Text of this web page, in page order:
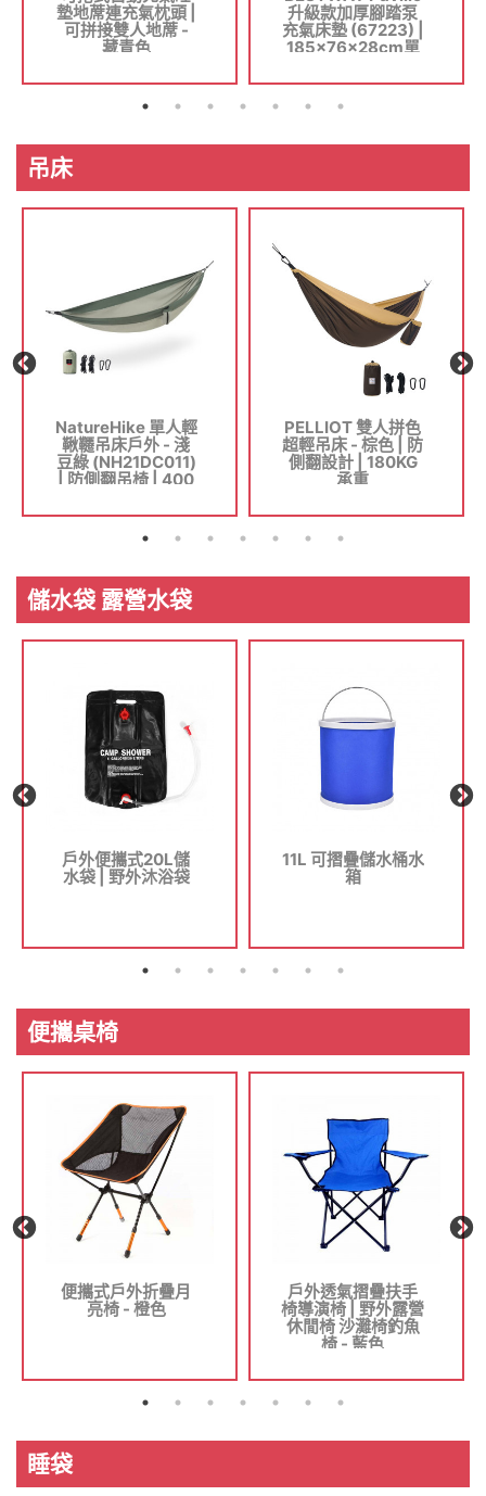
墊地蓆連充氣枕頭 |
可拼接雙人地蓆 -
藏青色
升級款加厚腳踏泵
充氣床墊 (67223) |
185×76×28cm單
頭充氣泵
吊床
NatureHike 單人輕
鞦韆吊床戶外 - 淺
豆綠 (NH21DC011)
| 防側翻吊椅 | 400
PELLIOT 雙人拼色
超輕吊床 - 棕色 | 防
側翻設計 | 180KG
承重
儲水袋 露營水袋
戶外便攜式20L儲
水袋 | 野外沐浴袋
11L 可摺疊儲水桶水
箱
便攜桌椅
便攜式戶外折疊月
亮椅 - 橙色
戶外透氣摺疊扶手
椅導演椅 | 野外露營
休閒椅 沙灘椅釣魚
椅 - 藍色
睡袋